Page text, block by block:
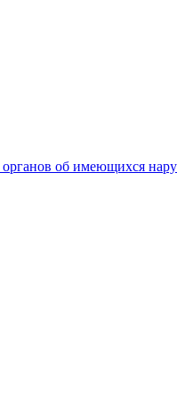
об имеющихся